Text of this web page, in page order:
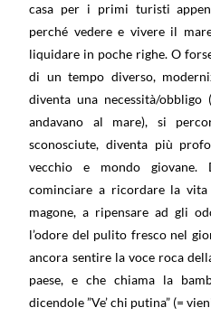
casa per i primi turisti
perché vedere e vivere il
liquidare in poche righe. O
di un tempo diverso,
diventa una necessità/obbligo
andavano al mare), si
sconosciute, diventa più
vecchio e mondo
cominciare a ricordare la
magone, a ripensare ad gli
l’odore del pulito fresco nel
ancora sentire la voce roca
paese, e che chiama la
dicendole ”Ve’ chi putina” (=